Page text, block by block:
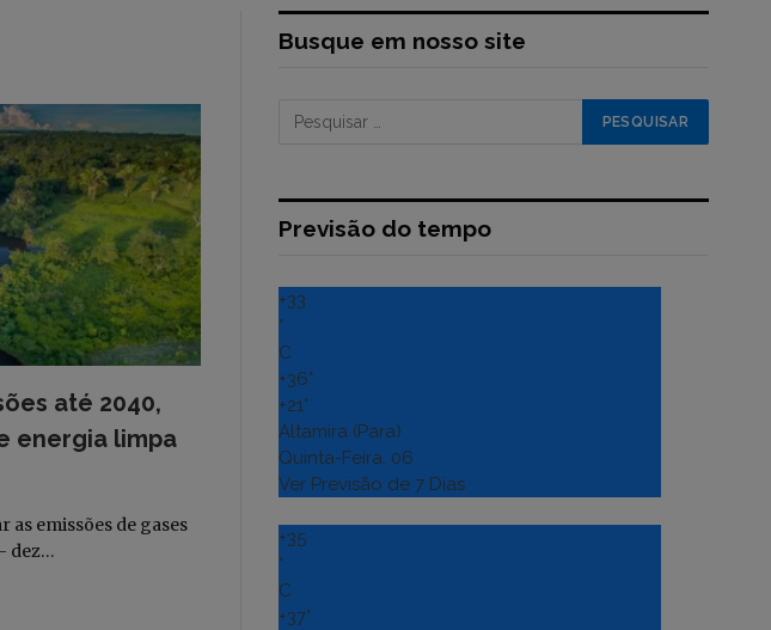
até 2040,
energia limpa
as emissões de gases
dez…
Busque em nosso site
Previsão do tempo
+33
°
C
+36°
+21°
Altamira (Para)
Quinta-Feira, 06
Ver Previsão de 7 Dias
+35
°
C
+37°